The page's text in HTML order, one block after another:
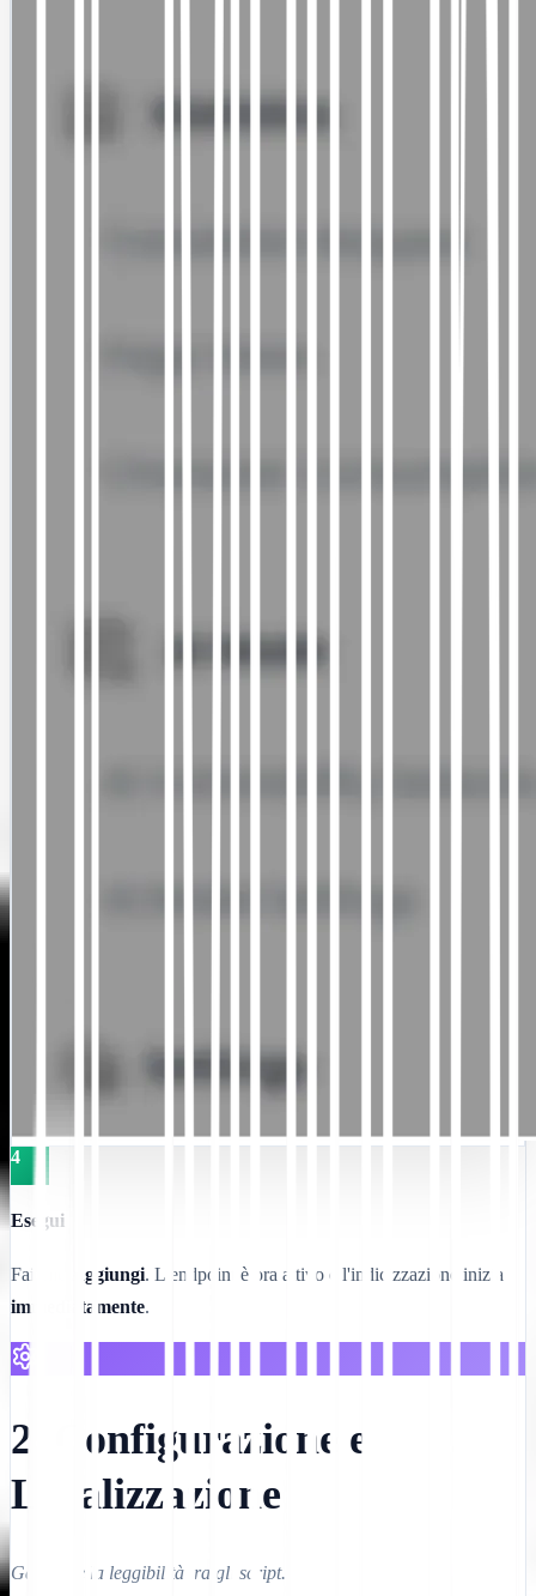
4
Esegui
Fai clic Aggiungi. L'endpoint è ora attivo e l'indicizzazione inizia
immediatamente.
2. Configurazione e
Localizzazione
Garantire la leggibilità tra gli script.